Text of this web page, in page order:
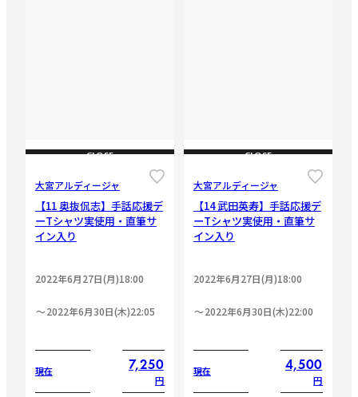
CLOSE
大宮アルディージャ
【11 奥抜侃志】手話応援デ
ーTシャツ実使用・直筆サ
イン入り
2022年6月27日(月)18:00
2022年6月30日(木)22:05
現在 7,250
円
CLOSE
大宮アルディージャ
【14 武田英寿】手話応援デ
ーTシャツ実使用・直筆サ
イン入り
2022年6月27日(月)18:00
2022年6月30日(木)22:00
現在 4,500
円